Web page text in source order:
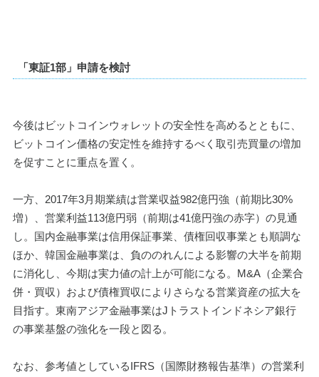
「東証1部」申請を検討
今後はビットコインウォレットの安全性を高めるとともに、
ビットコイン価格の安定性を維持するべく取引売買量の増加
を促すことに重点を置く。
一方、2017年3月期業績は営業収益982億円強（前期比30%
増）、営業利益113億円弱（前期は41億円強の赤字）の見通
し。国内金融事業は信用保証事業、債権回収事業とも順調な
ほか、韓国金融事業は、負ののれんによる影響の大半を前期
に消化し、今期は実力値の計上が可能になる。M&A（企業合
併・買収）および債権買収によりさらなる営業資産の拡大を
目指す。東南アジア金融事業はJトラストインドネシア銀行
の事業基盤の強化を一段と図る。
なお、参考値としているIFRS（国際財務報告基準）の営業利